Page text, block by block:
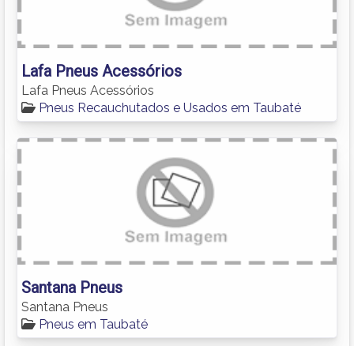
Lafa Pneus Acessórios
Lafa Pneus Acessórios
Pneus Recauchutados e Usados em Taubaté
Santana Pneus
Santana Pneus
Pneus em Taubaté